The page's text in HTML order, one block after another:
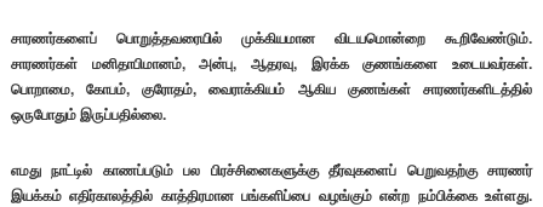
சாரணர்களைப் பொறுத்தவரையில் முக்கியமான விடயமொன்றை கூறிவேண்டும்.
சாரணர்கள் மனிதாபிமானம், அன்பு, ஆதரவு, இரக்க குணங்களை உடையவர்கள்.
பொறாமை, கோபம், குரோதம், வைராக்கியம் ஆகிய குணங்கள் சாரணர்களிடத்தில்
ஒருபோதும் இருப்பதில்லை.
எமது நாட்டில் காணப்படும் பல பிரச்சினைகளுக்கு தீர்வுகளைப் பெறுவதற்கு சாரணர்
இயக்கம் எதிர்காலத்தில் காத்திரமான பங்களிப்பை வழங்கும் என்ற நம்பிக்கை உள்ளது.